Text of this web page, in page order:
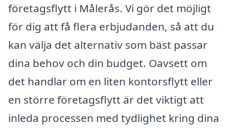
företagsflytt i Målerås. Vi gör det möjligt
för dig att få flera erbjudanden, så att du
kan välja det alternativ som bäst passar
dina behov och din budget. Oavsett om
det handlar om en liten kontorsflytt eller
en större företagsflytt är det viktigt att
inleda processen med tydlighet kring dina